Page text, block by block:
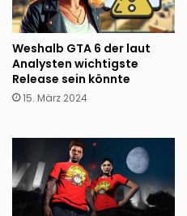
Weshalb GTA 6 der laut
Analysten wichtigste
Release sein könnte
15. März 2024